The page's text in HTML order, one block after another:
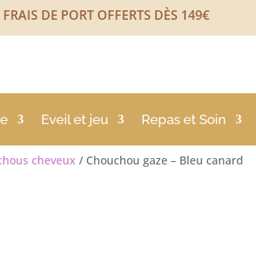
FRAIS DE PORT OFFERTS DÈS 149€
Eveil et jeu Repas et Soin
cheveux / Chouchou gaze – Bleu canard